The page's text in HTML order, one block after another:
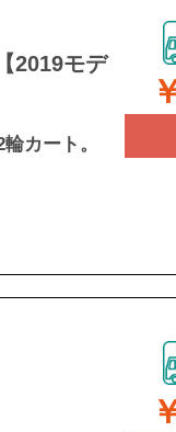
2019モデ
カート。